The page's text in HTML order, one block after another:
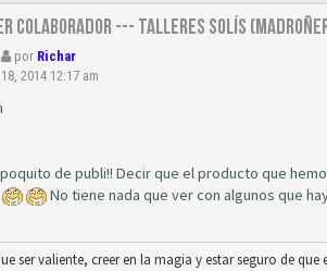
COLABORADOR --- TALLERES SOLÍS
por Richar
2014 12:17 am
poquito de publi!! Decir que el producto que
No tiene nada que ver con algunos que
ser valiente, creer en la magia y estar seguro de que